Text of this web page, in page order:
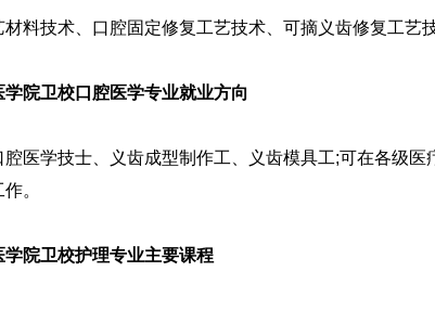
技术、口腔固定修复工艺技术、可摘义齿修复工艺技
卫校口腔医学专业就业方向
学技士、义齿成型制作工、义齿模具工;可在各级医
。
院卫校护理专业主要课程